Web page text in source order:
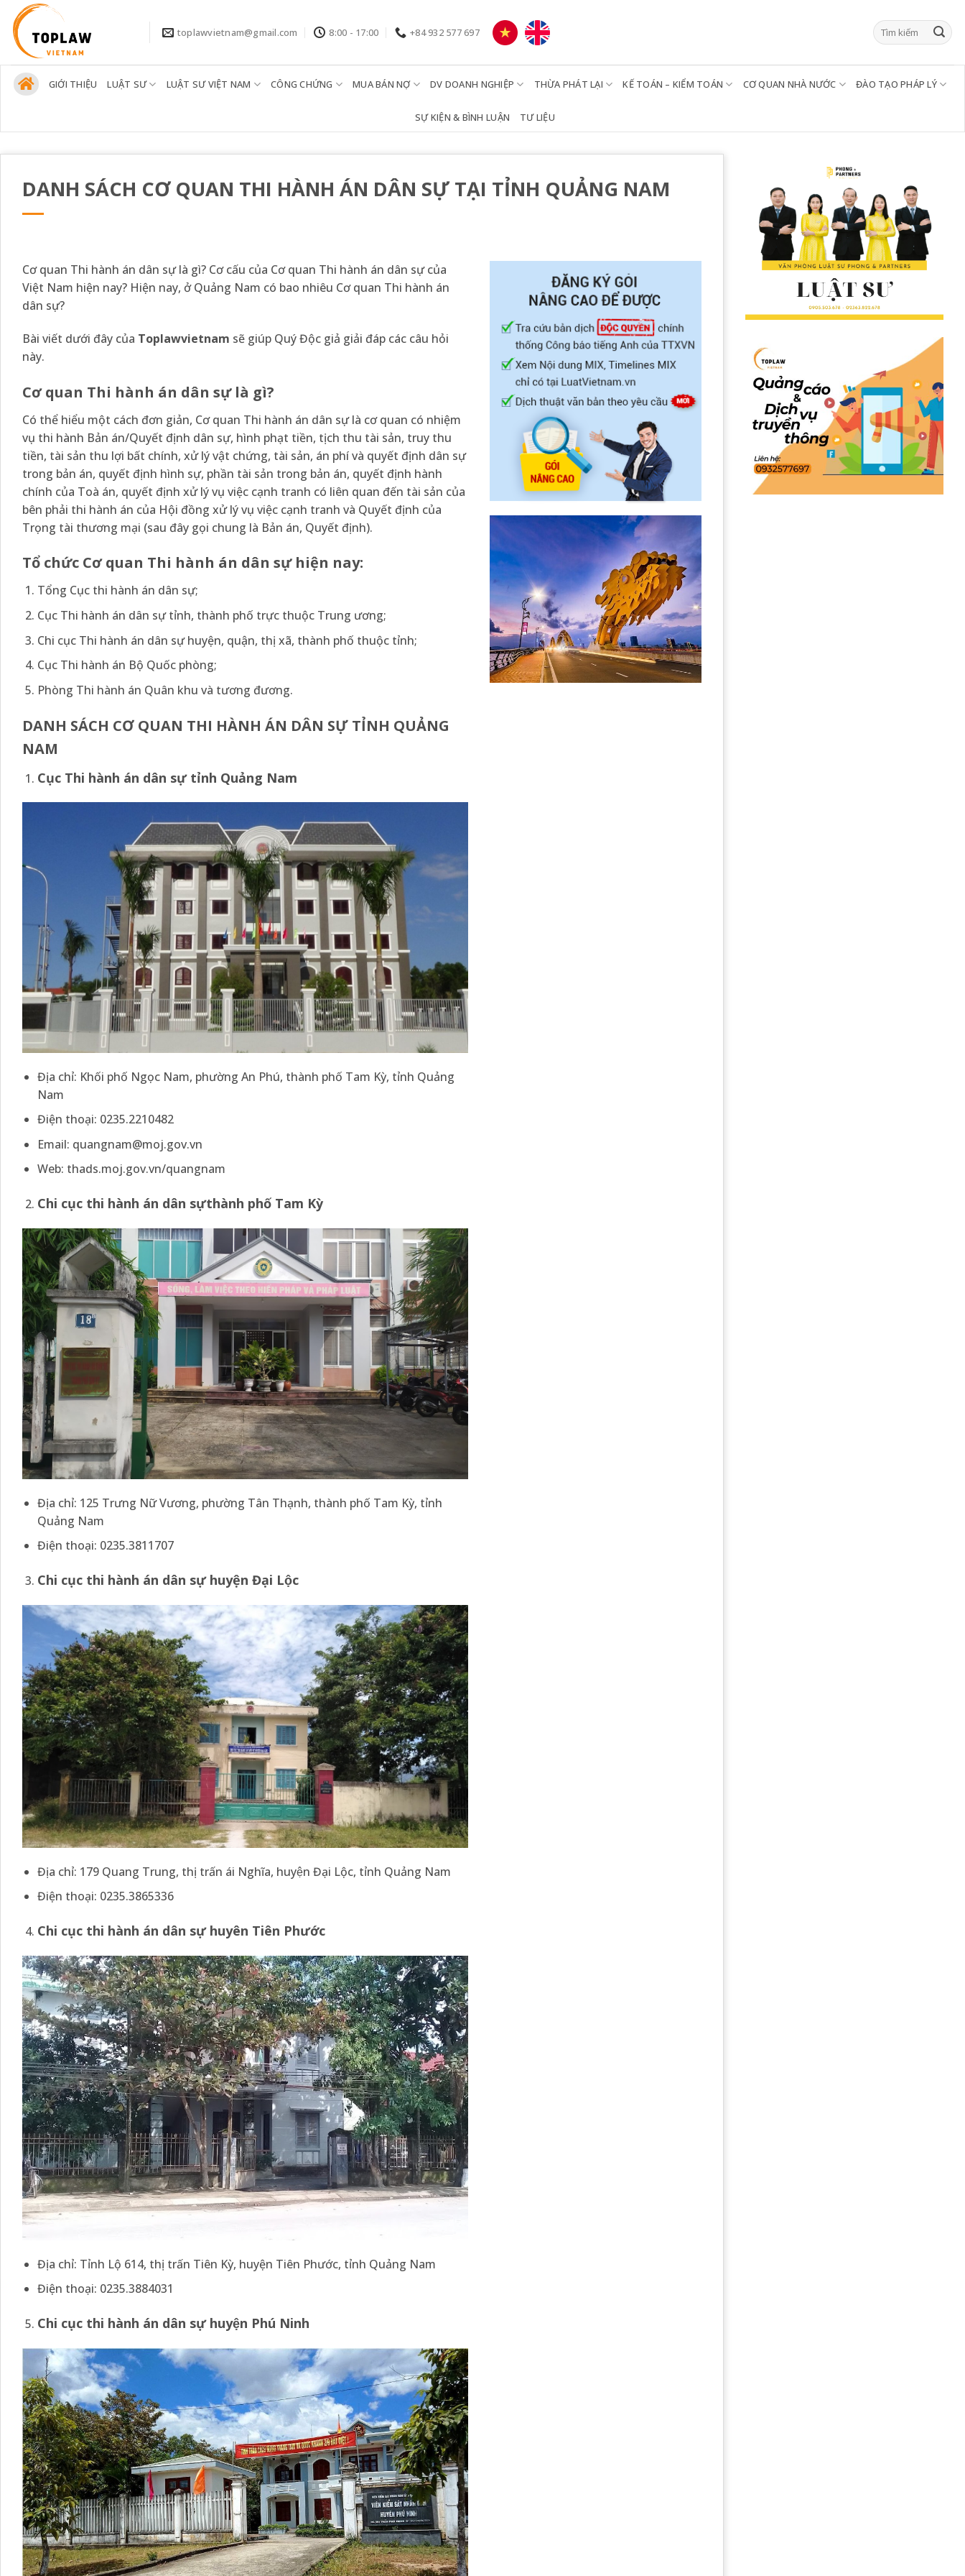
qua
nội
dung
toplawvietnam@gmail.com 8:00 - 17:00 +84 932 577 697
GIỚI THIỆU LUẬT SƯ LUẬT SƯ VIỆT NAM CÔNG CHỨNG MUA BÁN NỢ DV DOANH NGHIỆP THỪA PHÁT LẠI KẾ TOÁN – KIỂM TOÁN CƠ QUAN NHÀ NƯỚC ĐÀO TẠO PHÁP LÝ
SỰ KIỆN & BÌNH LUẬN TƯ LIỆU
DANH SÁCH CƠ QUAN THI HÀNH ÁN DÂN SỰ TẠI TỈNH QUẢNG NAM
Cơ quan Thi hành án dân sự là gì? Cơ cấu của Cơ quan Thi hành án dân sự của
Việt Nam hiện nay? Hiện nay, ở Quảng Nam có bao nhiêu Cơ quan Thi hành án
dân sự?
Bài viết dưới đây của Toplawvietnam sẽ giúp Quý Độc giả giải đáp các câu hỏi
này.
Cơ quan Thi hành án dân sự là gì?
Có thể hiểu một cách đơn giản, Cơ quan Thi hành án dân sự là cơ quan có nhiệm
vụ thi hành Bản án/Quyết định dân sự, hình phạt tiền, tịch thu tài sản, truy thu
tiền, tài sản thu lợi bất chính, xử lý vật chứng, tài sản, án phí và quyết định dân sự
trong bản án, quyết định hình sự, phần tài sản trong bản án, quyết định hành
chính của Toà án, quyết định xử lý vụ việc cạnh tranh có liên quan đến tài sản của
bên phải thi hành án của Hội đồng xử lý vụ việc cạnh tranh và Quyết định của
Trọng tài thương mại (sau đây gọi chung là Bản án, Quyết định).
Tổ chức Cơ quan Thi hành án dân sự hiện nay:
Tổng Cục thi hành án dân sự;
Cục Thi hành án dân sự tỉnh, thành phố trực thuộc Trung ương;
Chi cục Thi hành án dân sự huyện, quận, thị xã, thành phố thuộc tỉnh;
Cục Thi hành án Bộ Quốc phòng;
Phòng Thi hành án Quân khu và tương đương.
DANH SÁCH CƠ QUAN THI HÀNH ÁN DÂN SỰ TỈNH QUẢNG
NAM
Cục Thi hành án dân sự tỉnh Quảng Nam
Địa chỉ: Khối phố Ngọc Nam, phường An Phú, thành phố Tam Kỳ, tỉnh Quảng
Nam
Điện thoại: 0235.2210482
Email: quangnam@moj.gov.vn
Web: thads.moj.gov.vn/quangnam
Chi cục thi hành án dân sựthành phố Tam Kỳ
Địa chỉ: 125 Trưng Nữ Vương, phường Tân Thạnh, thành phố Tam Kỳ, tỉnh
Quảng Nam
Điện thoại: 0235.3811707
Chi cục thi hành án dân sự huyện Đại Lộc
Địa chỉ: 179 Quang Trung, thị trấn ái Nghĩa, huyện Đại Lộc, tỉnh Quảng Nam
Điện thoại: 0235.3865336
Chi cục thi hành án dân sự huyên Tiên Phước
Địa chỉ: Tỉnh Lộ 614, thị trấn Tiên Kỳ, huyện Tiên Phước, tỉnh Quảng Nam
Điện thoại: 0235.3884031
Chi cục thi hành án dân sự huyện Phú Ninh